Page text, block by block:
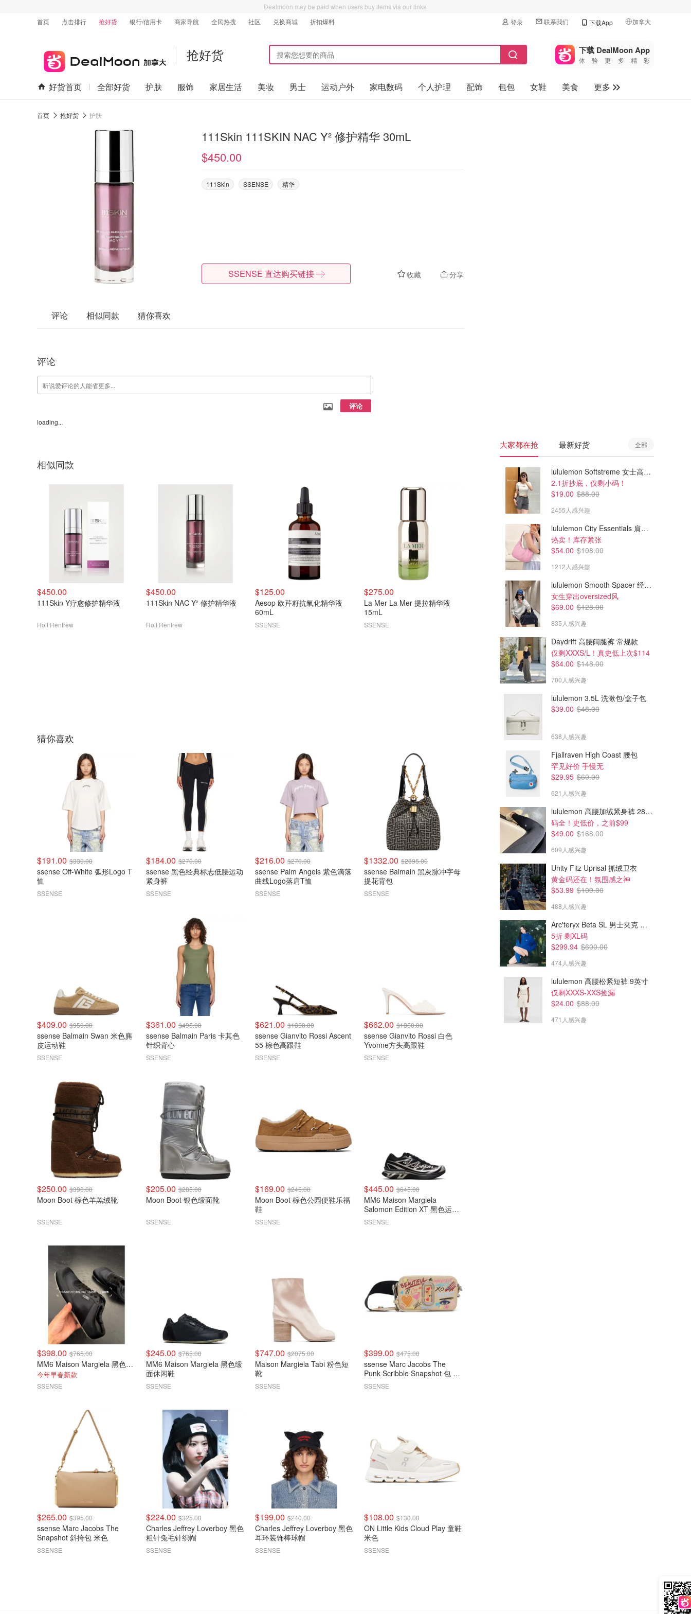
Dealmoon may be paid when users buy items via our links.
首页
点击排行 抢好货 银行/信用卡 商家导航 全民热搜 社区 兑换商城 折扣爆料 登录 联系我们 下载App 加拿大
🇺🇸
美国
🇨🇳中国
🇨🇦加拿大
抢好货 下载 DealMoon App
体验更多精彩
好货首页 全部好货 护肤 服饰 家居生活 美妆 男士 运动户外 家电数码 个人护理 配饰 包包 女鞋 美食
更多
首页 抢好货 护肤
111Skin 111SKIN NAC Y² 修护精华 30mL
$450.00
111Skin SSENSE 精华
收藏 分享
SSENSE 直达购买链接
评论 相似同款 猜你喜欢
评论
评论
loading...
相似同款
$450.00
111Skin Y疗愈修护精华液
Holt Renfrew
$450.00
111Skin NAC Y² 修护精华液
Holt Renfrew
$125.00
Aesop 欧芹籽抗氧化精华液
60mL
SSENSE
$275.00
La Mer La Mer 提拉精华液
15mL
SSENSE
111Skin 111SKIN NAC Y² 抗
氧化精华 100mL
$300.00
111Skin 111SKIN Precision
Repair Edit 精华
SSENSE
猜你喜欢
$191.00 $330.00
ssense Off-White 弧形Logo T
恤
SSENSE
$184.00 $270.00
ssense 黑色经典标志低腰运动
紧身裤
SSENSE
$216.00 $270.00
ssense Palm Angels 紫色滴落
曲线Logo落肩T恤
SSENSE
$1332.00 $2895.00
ssense Balmain 黑灰脉冲字母
提花背包
SSENSE
$409.00 $950.00
ssense Balmain Swan 米色麂
皮运动鞋
SSENSE
$361.00 $495.00
ssense Balmain Paris 卡其色
针织背心
SSENSE
$621.00 $1350.00
ssense Gianvito Rossi Ascent
55 棕色高跟鞋
SSENSE
$662.00 $1350.00
ssense Gianvito Rossi 白色
Yvonne方头高跟鞋
SSENSE
$250.00 $390.00
Moon Boot 棕色羊羔绒靴
SSENSE
$205.00 $285.00
Moon Boot 银色缎面靴
SSENSE
$169.00 $245.00
Moon Boot 棕色公园便鞋乐福
鞋
SSENSE
$445.00 $645.00
MM6 Maison Margiela
Salomon Edition XT 黑色运动
鞋
SSENSE
$398.00 $765.00
MM6 Maison Margiela 黑色缎面半拖运动鞋
今年早春新款
SSENSE
$245.00 $765.00
MM6 Maison Margiela 黑色缎
面休闲鞋
SSENSE
$747.00 $2075.00
Maison Margiela Tabi 粉色短
靴
SSENSE
$399.00 $475.00
ssense Marc Jacobs The
Punk Scribble Snapshot 包 米
色
SSENSE
$265.00 $395.00
ssense Marc Jacobs The
Snapshot 斜挎包 米色
SSENSE
$224.00 $325.00
Charles Jeffrey Loverboy 黑色
粗针兔毛针织帽
SSENSE
$199.00 $240.00
Charles Jeffrey Loverboy 黑色
耳环装饰棒球帽
SSENSE
$108.00 $130.00
ON Little Kids Cloud Play 童鞋
米色
SSENSE
大家都在抢 最新好货 全部
lululemon Softstreme 女士高腰短裤 10cm
2.1折抄底，仅剩小码！
$19.00 $88.00
2455人感兴趣
lululemon City Essentials 肩背包 4L
热卖！库存紧张
$54.00 $108.00
1212人感兴趣
lululemon Smooth Spacer 经典卫衣
女生穿出oversized风
$69.00 $128.00
835人感兴趣
Daydrift 高腰阔腿裤 常规款
仅剩XXXS/L！真史低上次$114
$64.00 $148.00
700人感兴趣
lululemon 3.5L 洗漱包/盒子包
$39.00 $48.00
638人感兴趣
Fjallraven High Coast 腰包
罕见好价 手慢无
$29.95 $60.00
621人感兴趣
lululemon 高腰加绒紧身裤 28"≈71cm 5个口袋
码全！史低价，之前$99
$49.00 $168.00
609人感兴趣
Unity Fitz Uprisal 抓绒卫衣
黄金码还在！氛围感之神
$53.99 $109.00
488人感兴趣
Arc'teryx Beta SL 男士夹克 黑色
5折 剩XL码
$299.94 $600.00
474人感兴趣
lululemon 高腰松紧短裤 9英寸
仅剩XXXS-XXS捡漏
$24.00 $88.00
471人感兴趣